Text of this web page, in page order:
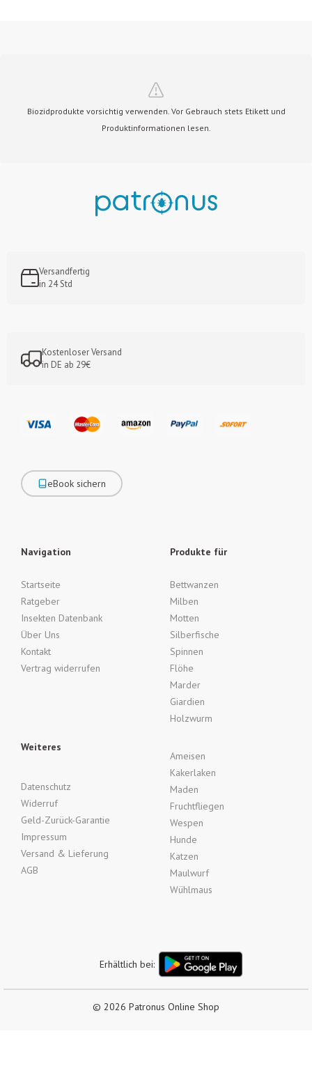
Versandfertig
in 24 Std
Kostenloser Versand
in DE ab 29€
eBook sichern
Navigation
Startseite
Ratgeber
Insekten Datenbank
Über Uns
Kontakt
Vertrag widerrufen
Produkte für
Bettwanzen
Milben
Motten
Silberfische
Spinnen
Flöhe
Marder
Giardien
Holzwurm
Weiteres
Datenschutz
Widerruf
Geld-Zurück-Garantie
Impressum
Versand & Lieferung
AGB
Ameisen
Kakerlaken
Maden
Fruchtfliegen
Wespen
Hunde
Katzen
Maulwurf
Wühlmaus
© 2026 Patronus Online Shop
Erhältlich bei:
Biozidprodukte vorsichtig verwenden. Vor Gebrauch stets Etikett und
Produktinformationen lesen.